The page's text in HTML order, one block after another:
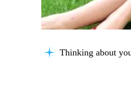
Thinking about